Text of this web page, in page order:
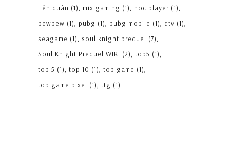
liên quân (1) mixigaming (1) noc player (1)
pewpew (1) pubg (1) pubg mobile (1) qtv (1)
seagame (1) soul knight prequel (7)
Soul Knight Prequel WIKI (2) top5 (1)
top 5 (1) top 10 (1) top game (1)
top game pixel (1) ttg (1)